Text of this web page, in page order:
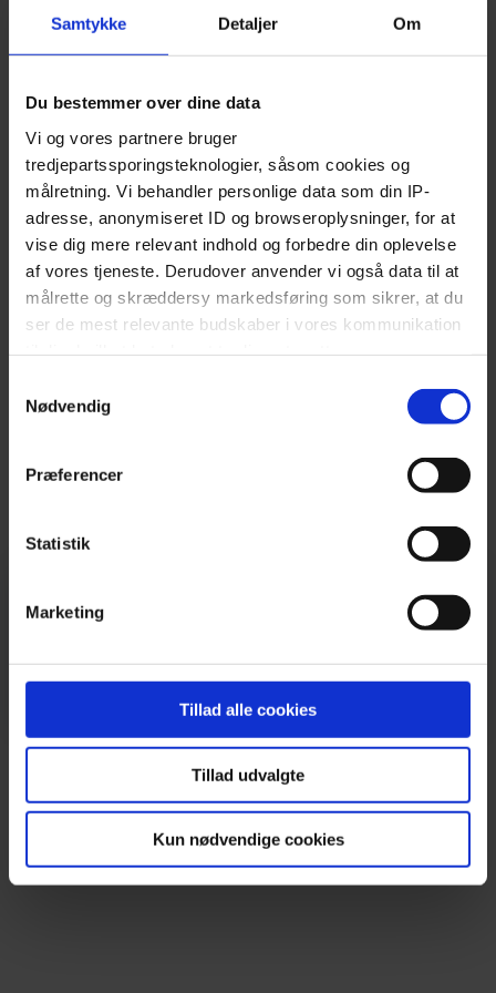
Samtykke Detaljer Om
Du bestemmer over dine data
Vi og vores partnere bruger
tredjepartssporingsteknologier, såsom cookies og
målretning. Vi behandler personlige data som din IP-
adresse, anonymiseret ID og browseroplysninger, for at
vise dig mere relevant indhold og forbedre din oplevelse
af vores tjeneste. Derudover anvender vi også data til at
målrette og skræddersy markedsføring som sikrer, at du
ser de mest relevante budskaber i vores kommunikation
bruge følgende teknologier, fordi vi værner om dit
samtykke senere på siden 'Privatlivs- og cookiepolitik'
Nødvendig
Præferencer
Statistik
Marketing
Tillad alle cookies
Tillad udvalgte
Kun nødvendige cookies
Aamanns Genbo
Informal 5-star gastro joint at Michelin-recommended
Aamann's 1921's little sister.
Popular restaurants in Copenhagen
The best cheap eats in Copenhagen
Restaurants at Frederiksberg
Restaurants in Kødbyen
Restaurants at Nørrebro
Steakhouses in Copenhagen
INFO
About Early Bird
Get the free app
Our Partner Restaurants
Partner take away
Contact & FAQ